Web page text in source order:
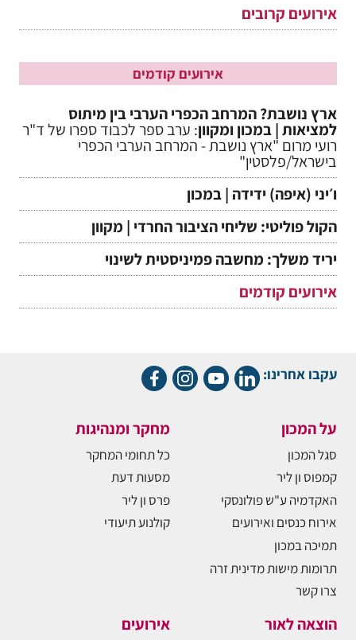
אירועים קרובים
אירועים קודמים
ארץ נושבת? המרחב הכפרי הערבי בין מיתוס
למציאות | במכון ומקוון: ערב ספר לכבוד ספרו של ד"ר
רועי מרום "ארץ נושבת - המרחב הערבי הכפרי
בישראל/פלסטין"
ו׳יני (איפה) ידידה | במכון
הקול פוליטי: שליחי הציבור החרדי | מקוון
יריד משלך: מחשבה פמיניסטית לשינוי
אירועים קודמים
עקבו אחרינו:
על המכון
סגל המכון
קמפוס ון ליר
האקדמיה ע"ש פולונסקי
אירוח כנסים ואירועים
תמיכה במכון
תרומות מישות מדינית זרה
צרו קשר
מחקר ומנהיגות
כל תחומי המחקר
מסעות דעת
פרס ון ליר
קולנוע תיעודי
הוצאה לאור אירועים